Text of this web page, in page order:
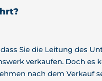
Sie die Leitung des
verkaufen. Doch es
nach dem Verkauf